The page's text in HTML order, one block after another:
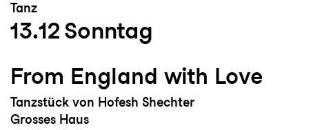
Tanz
13.12 Sonntag
From England with Love
Tanzstück von Hofesh Shechter
Grosses Haus